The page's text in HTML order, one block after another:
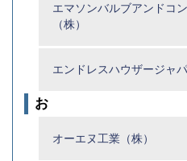
エマソンバルブアンドコ
（株）
エンドレスハウザージャパ
お
オーエヌ工業（株）